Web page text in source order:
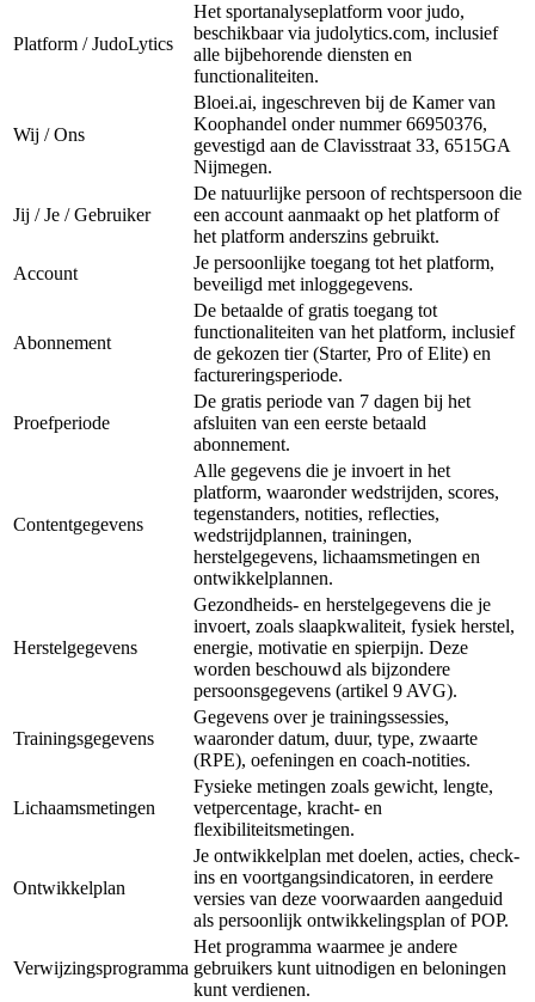
Platform / JudoLytics
Het sportanalyseplatform voor judo,
beschikbaar via judolytics.com, inclusief
alle bijbehorende diensten en
functionaliteiten.
Wij / Ons
Bloei.ai, ingeschreven bij de Kamer van
Koophandel onder nummer 66950376,
gevestigd aan de Clavisstraat 33, 6515GA
Nijmegen.
Jij / Je / Gebruiker
De natuurlijke persoon of rechtspersoon die
een account aanmaakt op het platform of
het platform anderszins gebruikt.
Account
Je persoonlijke toegang tot het platform,
beveiligd met inloggegevens.
Abonnement
De betaalde of gratis toegang tot
functionaliteiten van het platform, inclusief
de gekozen tier (Starter, Pro of Elite) en
factureringsperiode.
Proefperiode
De gratis periode van 7 dagen bij het
afsluiten van een eerste betaald
abonnement.
Contentgegevens
Alle gegevens die je invoert in het
platform, waaronder wedstrijden, scores,
tegenstanders, notities, reflecties,
wedstrijdplannen, trainingen,
herstelgegevens, lichaamsmetingen en
ontwikkelplannen.
Herstelgegevens
Gezondheids- en herstelgegevens die je
invoert, zoals slaapkwaliteit, fysiek herstel,
energie, motivatie en spierpijn. Deze
worden beschouwd als bijzondere
persoonsgegevens (artikel 9 AVG).
Trainingsgegevens
Gegevens over je trainingssessies,
waaronder datum, duur, type, zwaarte
(RPE), oefeningen en coach-notities.
Lichaamsmetingen
Fysieke metingen zoals gewicht, lengte,
vetpercentage, kracht- en
flexibiliteitsmetingen.
Ontwikkelplan
Je ontwikkelplan met doelen, acties, check-
ins en voortgangsindicatoren, in eerdere
versies van deze voorwaarden aangeduid
als persoonlijk ontwikkelingsplan of POP.
Verwijzingsprogramma
Het programma waarmee je andere
gebruikers kunt uitnodigen en beloningen
kunt verdienen.